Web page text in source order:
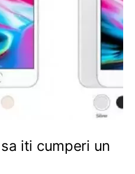
iti cumperi un